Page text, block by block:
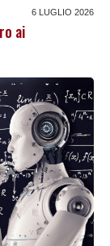
6 LUGLIO 2026
ai